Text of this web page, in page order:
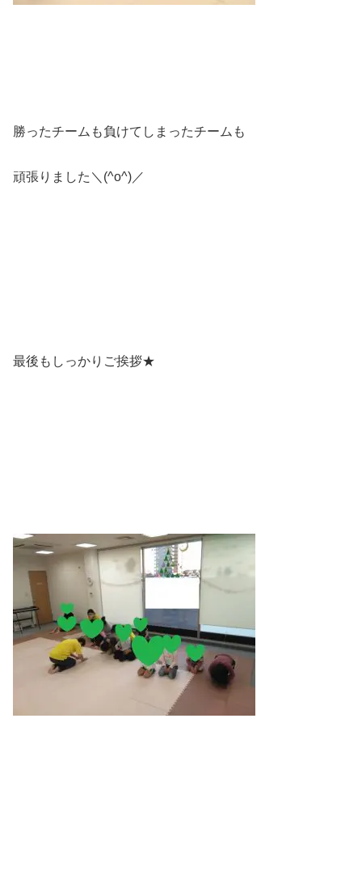
勝ったチームも負けてしまったチームも
頑張りました＼(^o^)／
最後もしっかりご挨拶★